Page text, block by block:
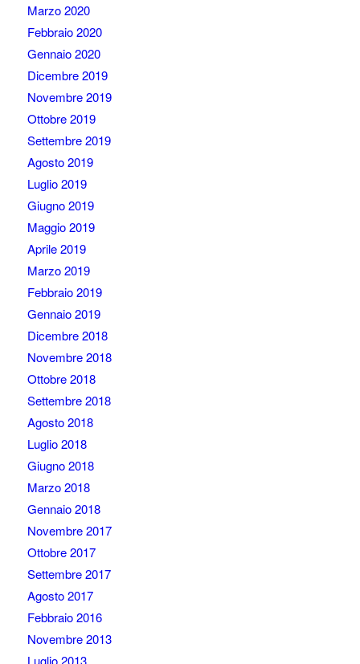
Marzo 2020
Febbraio 2020
Gennaio 2020
Dicembre 2019
Novembre 2019
Ottobre 2019
Settembre 2019
Agosto 2019
Luglio 2019
Giugno 2019
Maggio 2019
Aprile 2019
Marzo 2019
Febbraio 2019
Gennaio 2019
Dicembre 2018
Novembre 2018
Ottobre 2018
Settembre 2018
Agosto 2018
Luglio 2018
Giugno 2018
Marzo 2018
Gennaio 2018
Novembre 2017
Ottobre 2017
Settembre 2017
Agosto 2017
Febbraio 2016
Novembre 2013
Luglio 2013